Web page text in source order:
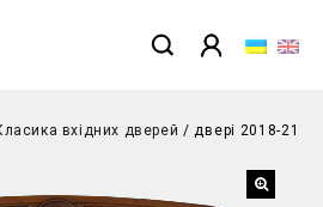
вхідних дверей /двері 2018-21